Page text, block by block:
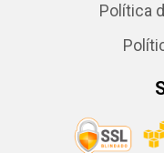
Política